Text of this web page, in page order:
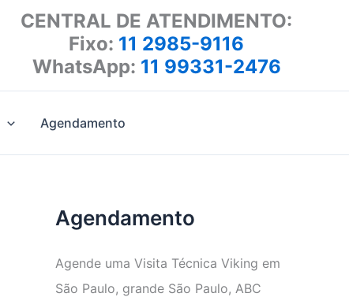
CENTRAL DE ATENDIMENTO:
Fixo: 11 2985-9116
WhatsApp: 11 99331-2476
Agendamento
Agendamento
Agende uma Visita Técnica Viking em
São Paulo, grande São Paulo, ABC